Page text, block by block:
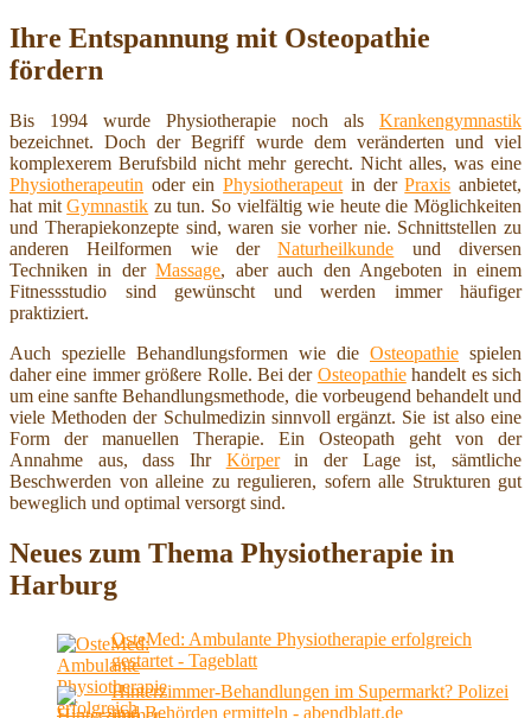
Ihre Entspannung mit Osteopathie
fördern
Bis 1994 wurde Physiotherapie noch als Krankengymnastik
bezeichnet. Doch der Begriff wurde dem veränderten und viel
komplexerem Berufsbild nicht mehr gerecht. Nicht alles, was eine
Physiotherapeutin oder einPhysiotherapeut in derPraxis anbietet,
hat mitGymnastik zu tun. So vielfältig wie heute die Möglichkeiten
und Therapiekonzepte sind, waren sie vorher nie. Schnittstellen zu
anderen Heilformen wie derNaturheilkunde und diversen
Techniken in derMassage, aber auch den Angeboten in einem
Fitnessstudio sind gewünscht und werden immer häufiger
praktiziert.
Auch spezielle Behandlungsformen wie die Osteopathie spielen
daher eine immer größere Rolle. Bei der Osteopathiehandelt es sich
um eine sanfte Behandlungsmethode, die vorbeugend behandelt und
viele Methoden der Schulmedizin sinnvoll ergänzt. Sie ist also eine
Form der manuellen Therapie. Ein Osteopath geht von der
Annahme aus, dass Ihr Körperin der Lage ist, sämtliche
Beschwerden von alleine zu regulieren, sofern alle Strukturen gut
beweglich und optimal versorgt sind.
Neues zum Thema Physiotherapie in
Harburg
OsteMed: Ambulante Physiotherapie erfolgreich
gestartet - Tageblatt
Hinterzimmer-Behandlungen im Supermarkt? Polizei
und Behörden ermitteln - abendblatt.de